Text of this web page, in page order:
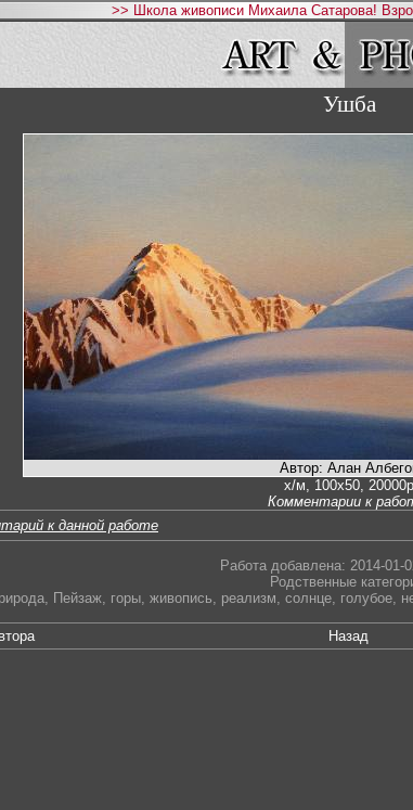
>> Школа живописи Михаила Сатарова!
Ушба
Автор: Алан
х/м, 100х50, 20000р
Комментарии к
к данной работе
Работа добавлена: 2014-01-
Родственные
, Пейзаж, горы, живопись, реализм, солнце, голубое,
Назад